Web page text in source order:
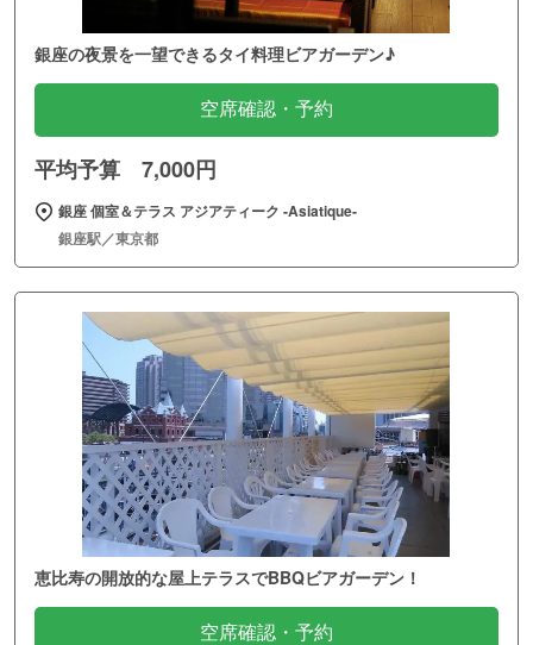
銀座の夜景を一望できるタイ料理ビアガーデン♪
空席確認・予約
平均予算 7,000円
銀座 個室＆テラス アジアティーク ‐Asiatique‐
銀座駅／東京都
恵比寿の開放的な屋上テラスでBBQビアガーデン！
空席確認・予約